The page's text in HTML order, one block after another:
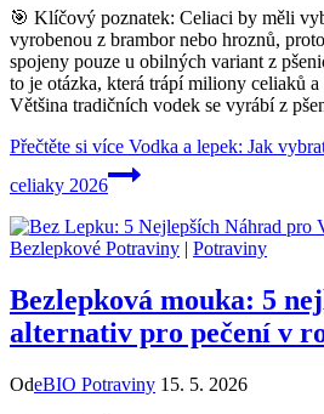
🎯 Klíčový poznatek: Celiaci by měli
vyrobenou z brambor nebo hroznů,
spojeny pouze u obilných variant z
to je otázka, která trápí miliony celiaků
Většina tradičních vodek se vyrábí z
Přečtěte si více Vodka a lepek: Jak
celiaky 2026
Bezlepkové Potraviny | Potraviny
Bezlepková mouka: 5
alternativ pro pečení v
OdeBIO Potraviny 15. 5. 2026